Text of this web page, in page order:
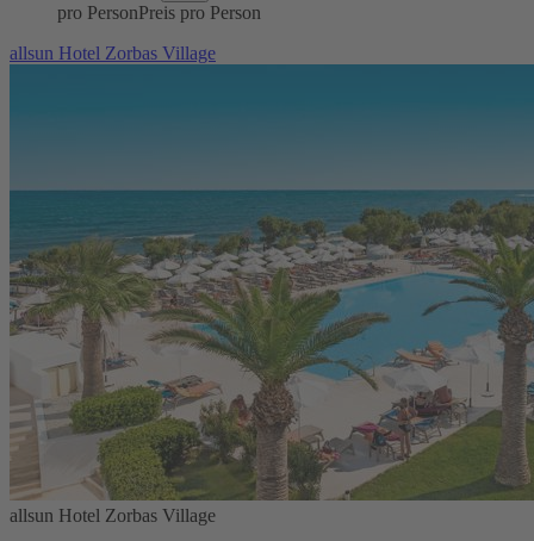
pro PersonPreis pro Person
allsun Hotel Zorbas Village
allsun Hotel Zorbas Village